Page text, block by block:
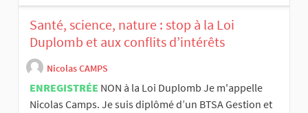
Santé, science, nature : stop à la Loi
Duplomb et aux conflits d’intérêts
Nicolas CAMPS
ENREGISTRÉE NON à la Loi Duplomb Je m'appelle
Nicolas Camps. Je suis diplômé d’un BTSA Gestion et